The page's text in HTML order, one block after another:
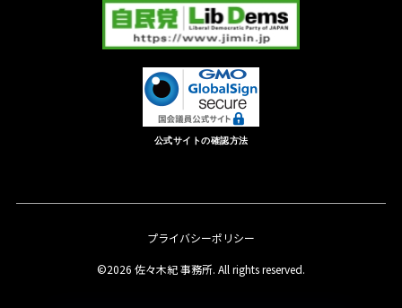
公式サイトの確認方法
プライバシーポリシー
©2026 佐々木紀 事務所. All rights reserved.